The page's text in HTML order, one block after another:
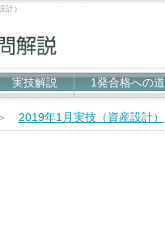
）
実技解説 1発合格への道
2019年1月実技（資産設計）